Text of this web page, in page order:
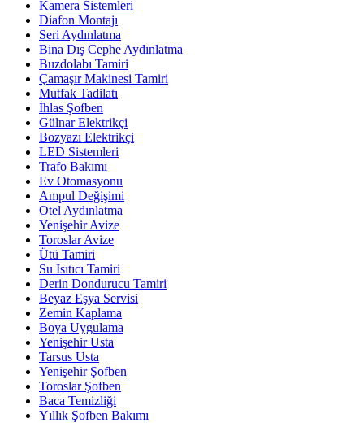
Kamera Sistemleri
Diafon Montajı
Seri Aydınlatma
Bina Dış Cephe Aydınlatma
Buzdolabı Tamiri
Çamaşır Makinesi Tamiri
Mutfak Tadilatı
İhlas Şofben
Gülnar Elektrikçi
Bozyazı Elektrikçi
LED Sistemleri
Trafo Bakımı
Ev Otomasyonu
Ampul Değişimi
Otel Aydınlatma
Yenişehir Avize
Toroslar Avize
Ütü Tamiri
Su Isıtıcı Tamiri
Derin Dondurucu Tamiri
Beyaz Eşya Servisi
Zemin Kaplama
Boya Uygulama
Yenişehir Usta
Tarsus Usta
Yenişehir Şofben
Toroslar Şofben
Baca Temizliği
Yıllık Şofben Bakımı